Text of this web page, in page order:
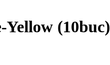
(10buc)